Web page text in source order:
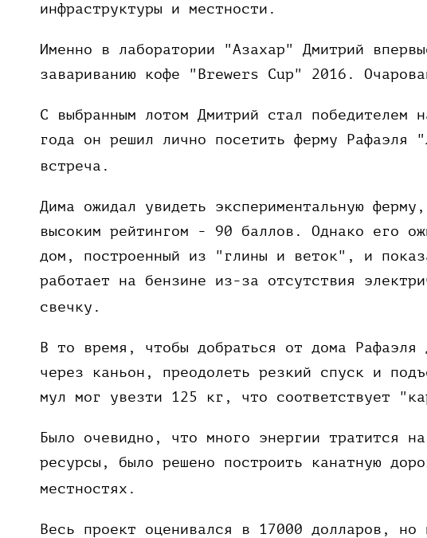
инфраструктуры и местности.
Именно в лаборатории "Азахар" Дмитрий
завариванию кофе "Brewers Cup" 2016.
С выбранным лотом Дмитрий стал победителем
года он решил лично посетить ферму
встреча.
Дима ожидал увидеть экспериментальную
высоким рейтингом - 90 баллов. Однако его
дом, построенный из "глины и веток", и
работает на бензине из-за отсутствия
свечку.
В то время, чтобы добраться от дома
через каньон, преодолеть резкий спуск и
мул мог увезти 125 кг, что соответствует
Было очевидно, что много энергии тратится
ресурсы, было решено построить канатную
местностях.
Весь проект оценивался в 17000 долларов,